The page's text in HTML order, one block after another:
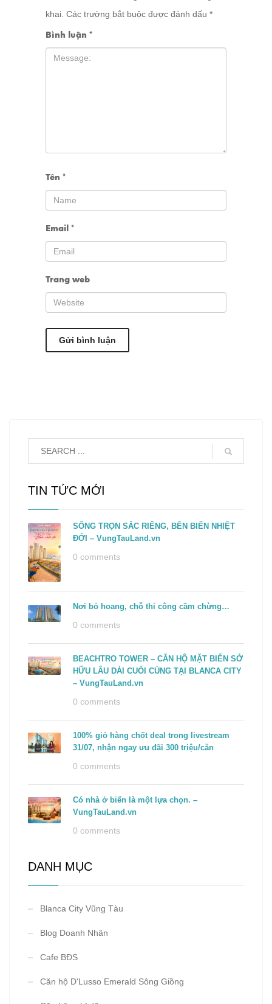
khai. Các trường bắt buộc được đánh dấu *
Bình luận *
Tên *
Email *
Trang web
TIN TỨC MỚI
SỐNG TRỌN SẮC RIÊNG, BÊN BIỂN NHIỆT
ĐỚI – VungTauLand.vn
0 comments
Nơi bỏ hoang, chỗ thi công cầm chừng…
0 comments
BEACHTRO TOWER – CĂN HỘ MẶT BIỂN SỞ
HỮU LÂU DÀI CUỐI CÙNG TẠI BLANCA CITY
– VungTauLand.vn
0 comments
100% giỏ hàng chốt deal trong livestream
31/07, nhận ngay ưu đãi 300 triệu/căn
0 comments
Có nhà ở biển là một lựa chọn. –
VungTauLand.vn
0 comments
DANH MỤC
Blanca City Vũng Tàu
Blog Doanh Nhân
Cafe BĐS
Căn hộ D'Lusso Emerald Sông Giồng